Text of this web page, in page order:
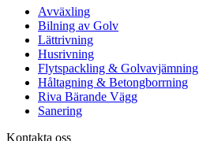
Avväxling
Bilning av Golv
Lättrivning
Husrivning
Flytspackling & Golvavjämning
Håltagning & Betongborrning
Riva Bärande Vägg
Sanering
Kontakta oss